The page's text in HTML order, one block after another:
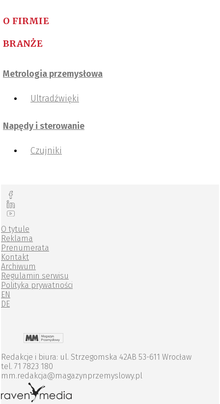
O FIRMIE
BRANŻE
Metrologia przemysłowa
Ultradźwięki
Napędy i sterowanie
Czujniki
O tytule
Reklama
Prenumerata
Kontakt
Archiwum
Regulamin serwisu
Polityka prywatności
EN
DE
Redakcje i biura: ul. Strzegomska 42AB 53-611 Wrocław
tel. 71 7823 180
mm.redakcja@magazynprzemyslowy.pl